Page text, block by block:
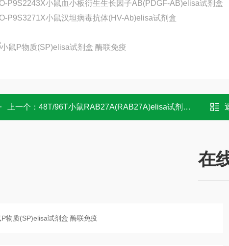
P9S2243X小鼠血小板衍生生长因子AB(PDGF-AB)elisa试剂盒
P9S3271X小鼠汉坦病毒抗体(HV-Ab)elisa试剂盒
上一个： 48T/96T小鼠RAB27A(RAB27A)elisa试剂盒 酶联免疫
在